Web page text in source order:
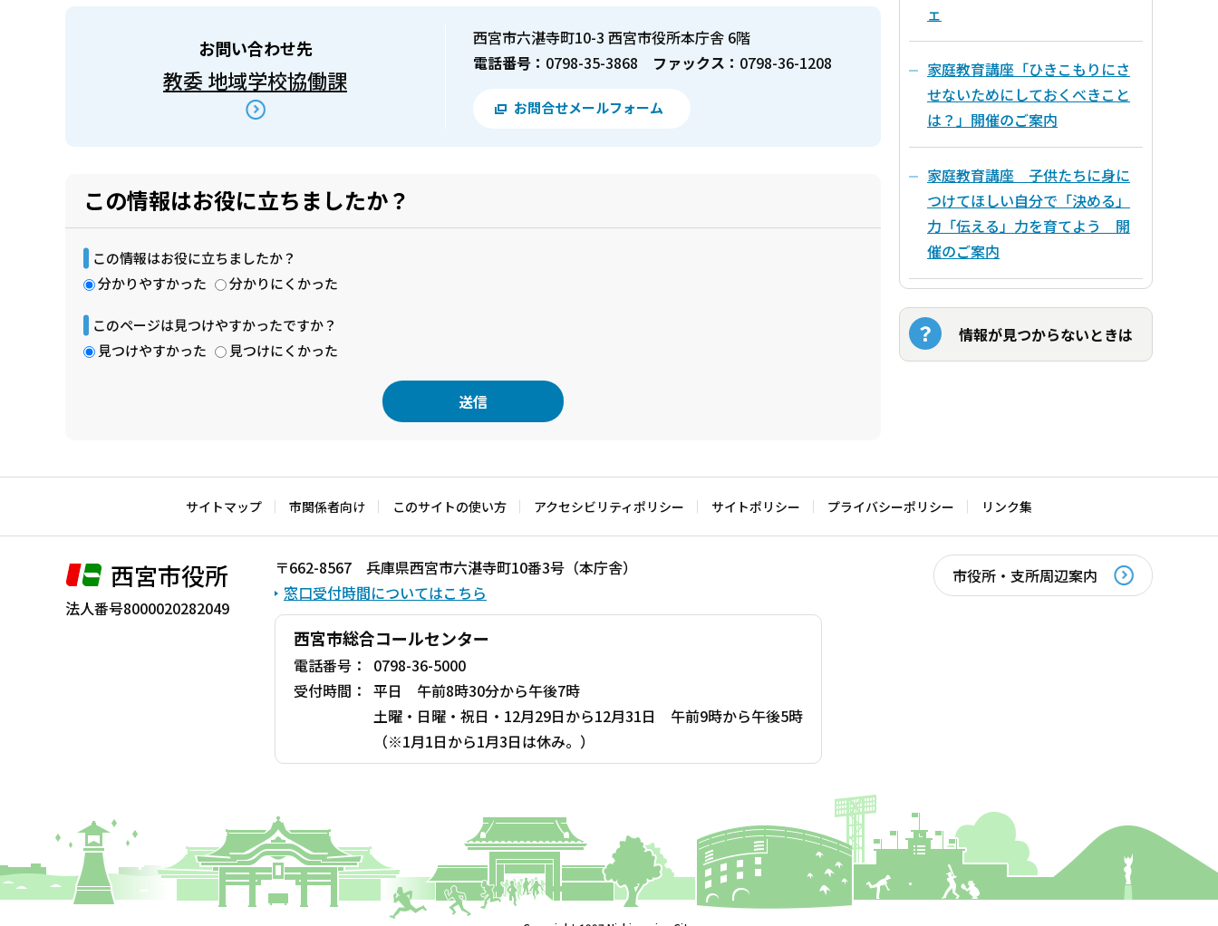
お問い合わせ先
教委 地域学校協働課
西宮市六湛寺町10-3 西宮市役所本庁舎 6階
電話番号： 0798-35-3868 ファックス： 0798-36-1208
お問合せメールフォーム
この情報はお役に立ちましたか？
この情報はお役に立ちましたか？
分かりやすかった
分かりにくかった
このページは見つけやすかったですか？
見つけやすかった
見つけにくかった
文
で
ェ
家庭教育講座「ひきこもりにさ
せないためにしておくべきこと
は？」開催のご案内
家庭教育講座 子供たちに身に
つけてほしい自分で「決める」
力「伝える」力を育てよう 開
催のご案内
情報が見つからないときは
サイトマップ 市関係者向け このサイトの使い方 アクセシビリティポリシー サイトポリシー プライバシーポリシー リンク集
西宮市役所
法人番号8000020282049
〒662-8567 兵庫県西宮市六湛寺町10番3号（本庁舎）
窓口受付時間についてはこちら
西宮市総合コールセンター
電話番号：
0798-36-5000
受付時間： 平日 午前8時30分から午後7時
土曜・日曜・祝日・12月29日から12月31日 午前9時から午後5時
（※1月1日から1月3日は休み。）
市役所・支所周辺案内